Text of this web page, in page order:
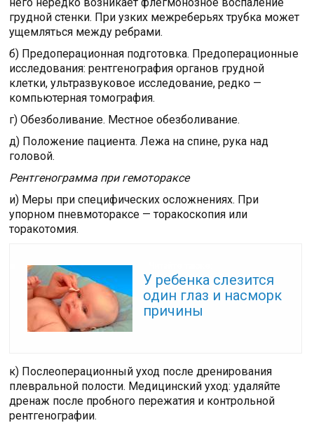
грудной стенки. При узких межреберьях трубка может
ущемляться между ребрами.
б) Предоперационная подготовка. Предоперационные
исследования: рентгенография органов грудной
клетки, ультразвуковое исследование, редко —
компьютерная томография.
г) Обезболивание. Местное обезболивание.
д) Положение пациента. Лежа на спине, рука над
головой.
Рентгенограмма при гемотораксе
и) Меры при специфических осложнениях. При
упорном пневмотораксе — торакоскопия или
торакотомия.
У ребенка слезится
один глаз и насморк
причины
к) Послеоперационный уход после дренирования
плевральной полости. Медицинский уход: удаляйте
дренаж после пробного пережатия и контрольной
рентгенографии.